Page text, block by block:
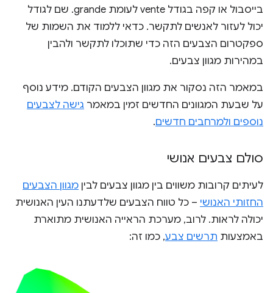
בייסבול או קפה בגודל vente לעומת grande. שם לגודל
יכול לעזור לאנשים לתקשר. כדאי ללמוד את השמות של
ספקטרום הצבעים הזה כדי שתוכלו לתקשר ולהבין
במהירות מגוון צבעים.
במאמר הזה נסקור את מגוון הצבעים הקודם. מידע נוסף
על שבעת המגוונים החדשים זמין במאמר גישה לצבעים
נוספים ולמרחבים חדשים.
סולם צבעים אנושי
לעיתים קרובות משווים בין מגוון צבעים לבין מגוון הצבעים
החזותי האנושי – כל טווח הצבעים שלדעתנו העין האנושית
יכולה לראות. לרוב, מערכת הראייה האנושית מתוארת
באמצעות תרשים צבע, כמו זה: